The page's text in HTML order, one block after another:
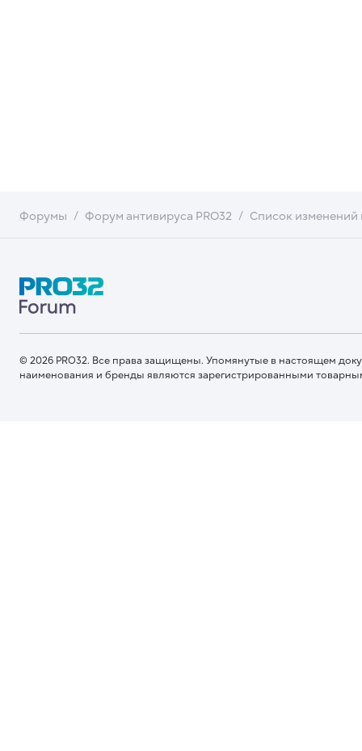
Форумы Форум антивируса PRO32 Список изменений
© 2026 PRO32. Все права защищены. Упомянутые в настоящем
наименования и бренды являются зарегистрированными